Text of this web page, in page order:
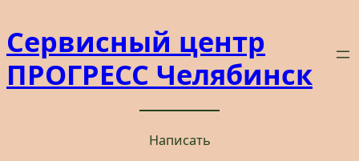
к
содержимому
Сервисный центр
ПРОГРЕСС Челябинск
Написать